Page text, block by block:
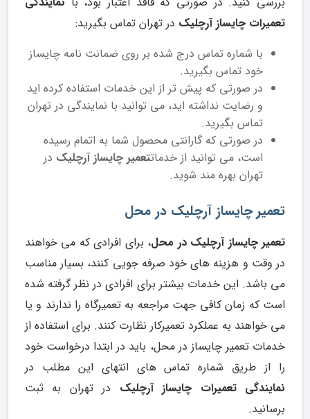
تعمیرات چایساز آرچلیک در تهران تماس بگیرید:
با شماره تماس درج شده بر روی ضمانت نامه چایساز
خود تماس بگیرید.
در صورتی که پیش تر از این خدمات استفاده کرده اید
و رضایت نداشته اید، می توانید با نمایندگی در تهران
تماس بگیرید.
در صورتی که گارانتی محصول شما به اتمام رسیده
است، می توانید از خدماتتعمیر چایساز آرچلیک در
تهران بهره مند شوید.
تعمیر چایساز آرچلیک در محل
تعمیر چایساز آرچلیک در محل، برای افرادی که می خواهند
در وقت و هزینه های خود صرفه جویی کنند، بسیار مناسب
می باشد. این خدمات بیشتر برای افرادی در نظر گرفته شده
است که زمان کافی جهت مراجعه به تعمیرگاه را ندارند و یا
می خواهند به عملکرد تعمیرکار نظارت کنند. برای استفاده از
خدمات تعمیر چایساز در محل، باید در ابتدا درخواست خود
را از طریق شماره تماس های انتهای این مطلب در
نمایندگی تعمیرات چایساز آرچلیک در تهران به ثبت
برسانید.